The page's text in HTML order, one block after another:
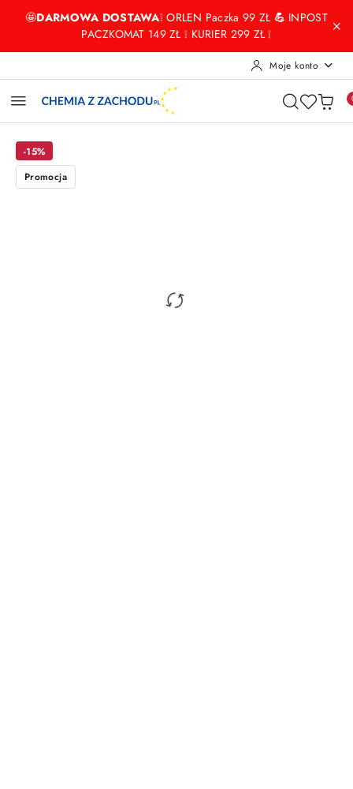
Przejdź do treści głównej
Przejdź do wyszukiwarki
Przejdź do moje konto
Przejdź do menu głównego
Przejdź do opisu produktu
Przejdź do stopki
🤩DARMOWA DOSTAWA❕ ORLEN Paczka 99 ZŁ💪 INPOST
PACZKOMAT 149 ZŁ ❕ KURIER 299 ZŁ ❕
Moje konto
-15%
Promocja